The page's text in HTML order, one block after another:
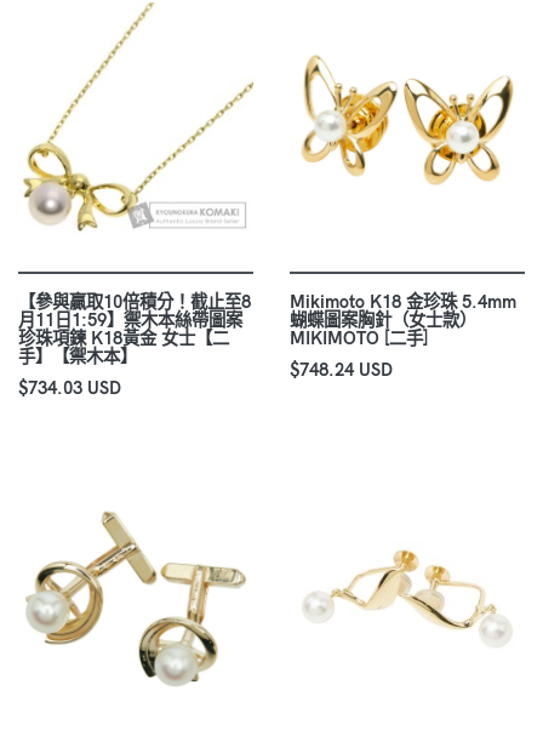
【參與贏取10倍積分！截止至8
月11日1:59】禦木本絲帶圖案
珍珠項鍊 K18黃金 女士【二
手】【禦木本】
$734.03 USD
Mikimoto K18 金珍珠 5.4mm
蝴蝶圖案胸針（女士款）
MIKIMOTO [二手]
$748.24 USD